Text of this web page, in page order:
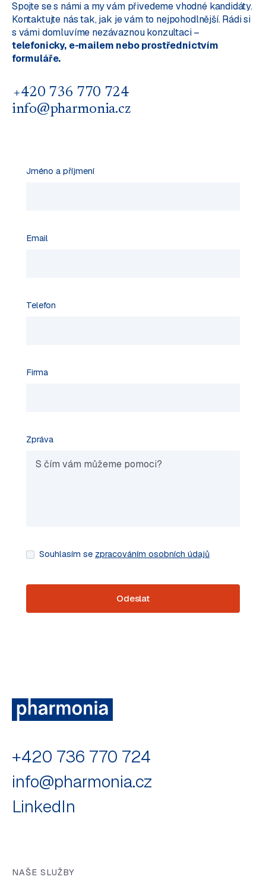
Spojte se s námi a my vám přivedeme vhodné kandidáty.
Kontaktujte nás tak, jak je vám to nejpohodlnější. Rádi si
s vámi domluvíme nezávaznou konzultaci –
telefonicky, e-mailem nebo prostřednictvím
formuláře.
+420 736 770 724
info@pharmonia.cz
Jméno a příjmení
Email
Telefon
Firma
Zpráva
Souhlasím se zpracováním osobních údajů
+420 736 770 724
info@pharmonia.cz
LinkedIn
NAŠE SLUŽBY